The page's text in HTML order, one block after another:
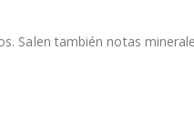
Salen también notas